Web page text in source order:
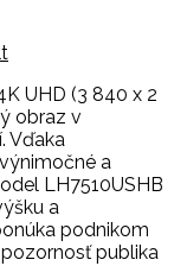
UHD (3 840 x 2
obraz v
Vďaka
a
LH7510USHB
a
podnikom
publika